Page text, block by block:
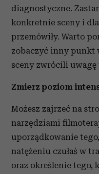
diagnostyczne.
konkretnie sceny i
przemówiły. Warto
zobaczyć inny punkt
sceny zwrócili
Zmierz poziom
Możesz zajrzeć na
narzędziami
uporządkowanie
natężeniu czułaś w
oraz określenie tego,